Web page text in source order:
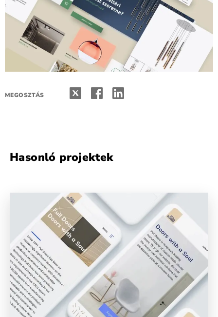
MEGOSZTÁS
Hasonló projektek